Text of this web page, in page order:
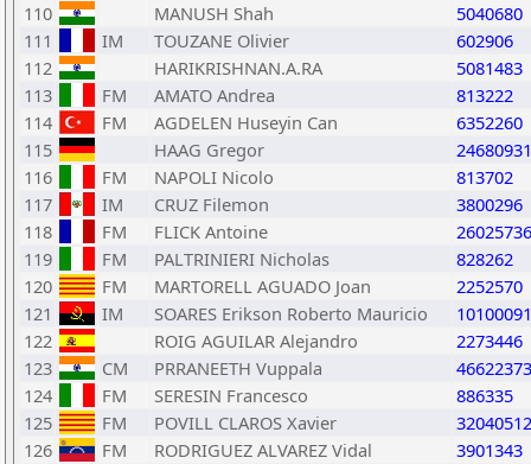
110
MANUSH Shah
5040680
111
IM TOUZANE Olivier
602906
112
HARIKRISHNAN.A.RA
5081483
113
FM AMATO Andrea
813222
114
FM AGDELEN Huseyin Can
6352260
115
HAAG Gregor
24680931
116
FM NAPOLI Nicolo
813702
117
IM CRUZ Filemon
3800296
118
FM FLICK Antoine
26025736
119
FM PALTRINIERI Nicholas
828262
120
FM MARTORELL AGUADO Joan
2252570
121
IM SOARES Erikson Roberto Mauricio
10100091
122
ROIG AGUILAR Alejandro
2273446
123
CM PRRANEETH Vuppala
46622373
124
FM SERESIN Francesco
886335
125
FM POVILL CLAROS Xavier
32040512
126
FM RODRIGUEZ ALVAREZ Vidal
3901343